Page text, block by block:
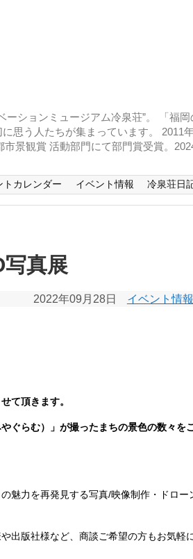
ションミュージアム冷泉荘”。 「福
思う人たちが集まっています。 2011
景観賞 活動部門にて部門賞受賞。
トカレンダー イベント情報 冷泉荘日
写真展
2022年09月28日 イベント情報
て頂きます。
ぐらむ）」が撮ったまちの景色の数々を
魅力を再発見する写真/映像制作・ドロー
出版社様など、商談ご希望の方もお気軽